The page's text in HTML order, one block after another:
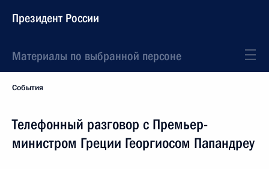
Президент России
Материалы по выбранной персоне
События
Телефонный разговор с Премьер-
министром Греции Георгиосом Папандреу